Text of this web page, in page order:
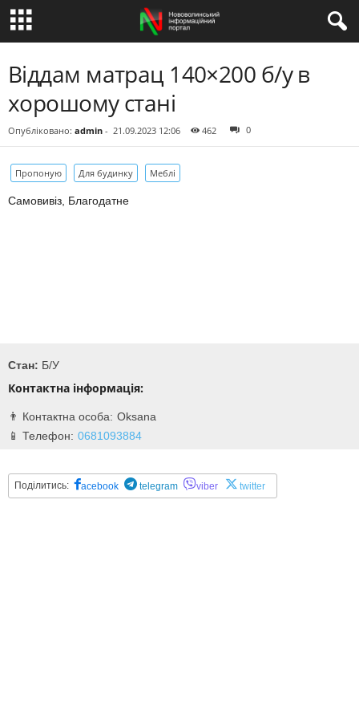
Віддам матрац 140×200 б/у в
хорошому стані
Опубліковано: admin - 21.09.2023 12:06 462 0
Пропоную Для будинку Меблі
Самовивіз, Благодатне
Контактна інформація:
Oksana
0681093884
Стан: Б/У
Поділитись: acebook telegram viber twitter